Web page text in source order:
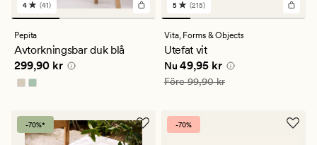
41
omdömen
med
ett
genomsnittligt
betyg
på
4
4 (41)
Pepita
Avtorkningsbar duk blå
Pris 299,90 kr
299,90 kr
215
omdömen
med
ett
genomsnittligt
betyg
på
5
5 (215)
Vita, Forms & Objects
Utefat vit
Nuvarande pris
Nu 49,95 kr
Ordinarie pris
Före99,90 kr
-70%* -70%